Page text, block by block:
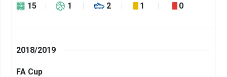
15
1 2 1 0
2018/2019
FA Cup